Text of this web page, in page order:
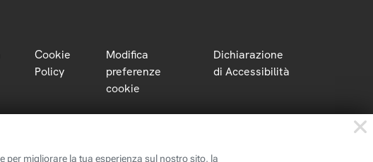
Cookie
Policy
Modifica
preferenze
cookie
Dichiarazione
di Accessibilità